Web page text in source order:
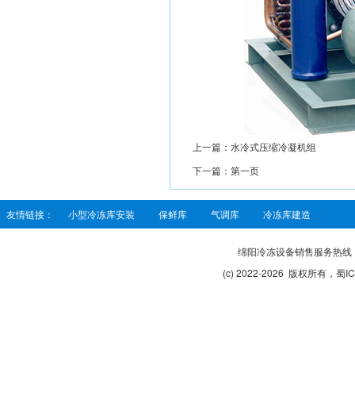
上一篇： 水冷式压缩冷凝机组
下一篇： 第一页
友情链接： 小型冷冻库安装 保鲜库 气调库 冷冻库建造
绵阳冷冻设备销售服务热
(c) 2022-2026 版权所有， 蜀